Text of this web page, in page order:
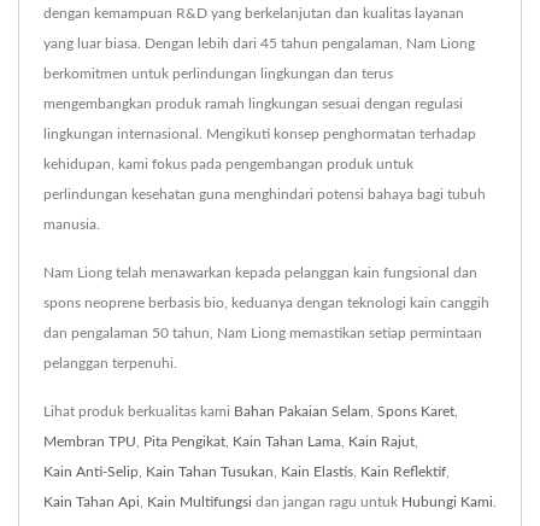
dengan kemampuan R&D yang berkelanjutan dan kualitas layanan
yang luar biasa. Dengan lebih dari 45 tahun pengalaman, Nam Liong
berkomitmen untuk perlindungan lingkungan dan terus
mengembangkan produk ramah lingkungan sesuai dengan regulasi
lingkungan internasional. Mengikuti konsep penghormatan terhadap
kehidupan, kami fokus pada pengembangan produk untuk
perlindungan kesehatan guna menghindari potensi bahaya bagi tubuh
manusia.
Nam Liong telah menawarkan kepada pelanggan kain fungsional dan
spons neoprene berbasis bio, keduanya dengan teknologi kain canggih
dan pengalaman 50 tahun, Nam Liong memastikan setiap permintaan
pelanggan terpenuhi.
Lihat produk berkualitas kami Bahan Pakaian Selam Spons Karet
Membran TPU Pita Pengikat Kain Tahan Lama Kain Rajut
Kain Anti-Selip Kain Tahan Tusukan Kain Elastis Kain Reflektif
Kain Tahan Api Kain Multifungsi dan jangan ragu untuk Hubungi Kami